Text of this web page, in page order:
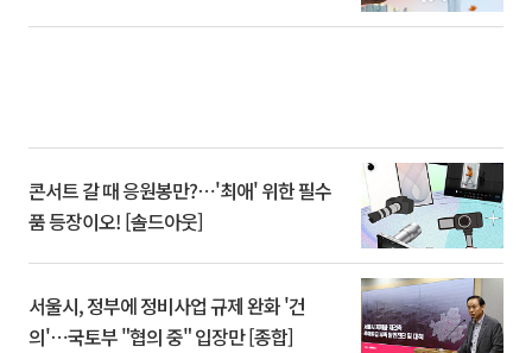
콘서트 갈 때 응원봉만?⋯'최애' 위한 필수
품 등장이오! [솔드아웃]
서울시, 정부에 정비사업 규제 완화 '건
의'⋯국토부 "협의 중" 입장만 [종합]